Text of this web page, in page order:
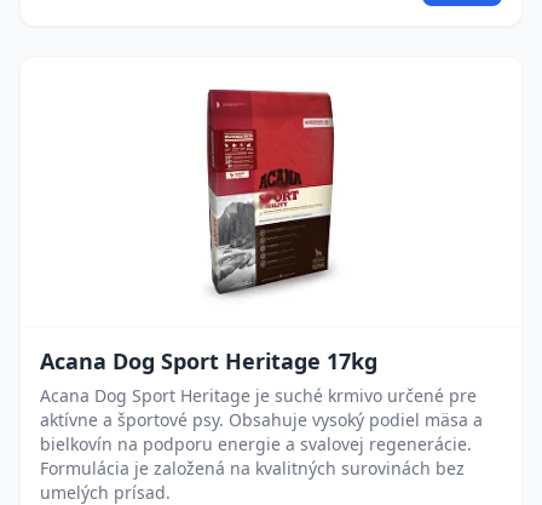
Acana Dog Sport Heritage 17kg
Acana Dog Sport Heritage je suché krmivo určené pre
aktívne a športové psy. Obsahuje vysoký podiel mäsa a
bielkovín na podporu energie a svalovej regenerácie.
Formulácia je založená na kvalitných surovinách bez
umelých prísad.